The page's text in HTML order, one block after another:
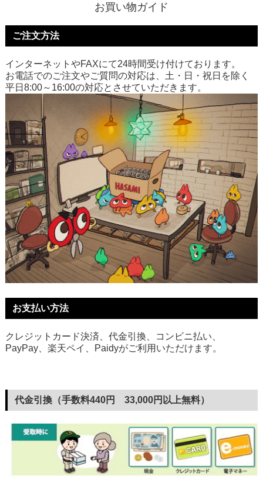
お買い物ガイド
ご注文方法
インターネットやFAXにて24時間受け付けております。
お電話でのご注文やご質問の対応は、土・日・祝日を除く
平日8:00～16:00の対応とさせていただきます。
お支払い方法
クレジットカード決済、代金引換、コンビニ払い、
PayPay、楽天ペイ、Paidyがご利用いただけます。
代金引換（手数料440円 33,000円以上無料）